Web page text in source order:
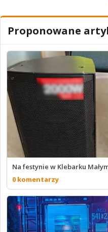
Proponowane
Na festynie w Klebarku
0 komentarzy